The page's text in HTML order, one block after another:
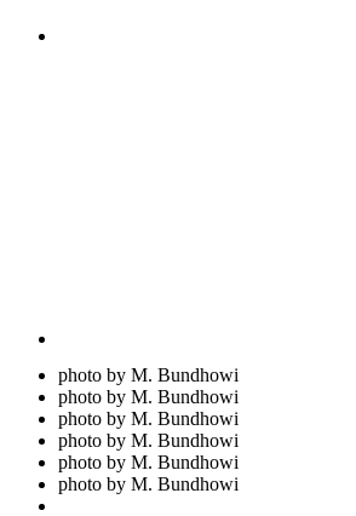
photo by M. Bundhowi
photo by M. Bundhowi
photo by M. Bundhowi
photo by M. Bundhowi
photo by M. Bundhowi
photo by M. Bundhowi